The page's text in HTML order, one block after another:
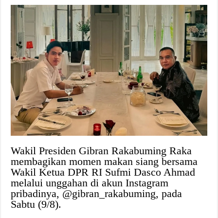
Wakil Presiden Gibran Rakabuming Raka
membagikan momen makan siang bersama
Wakil Ketua DPR RI Sufmi Dasco Ahmad
melalui unggahan di akun Instagram
pribadinya, @gibran_rakabuming, pada
Sabtu (9/8).